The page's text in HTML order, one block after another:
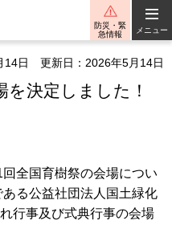
防災・緊
急情報
メニュー
14日 更新日：2026年5月14日
を決定しました！
全国育樹祭の会場につい
る公益社団法人国土緑化
行事及び式典行事の会場